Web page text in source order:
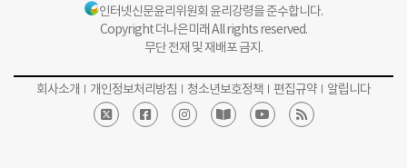
인터넷신문윤리위원회 윤리강령을 준수합니다.
Copyright 더나은미래 All rights reserved.
무단 전재 및 재배포 금지.
회사소개 개인정보처리방침 청소년보호정책 편집규약 알립니다